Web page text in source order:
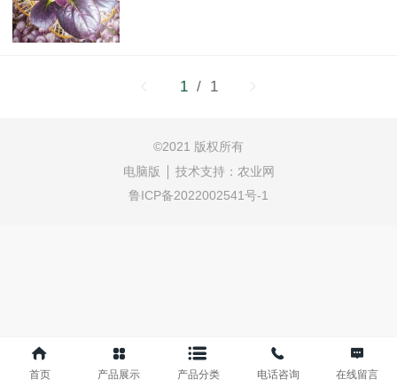
1 / 1
©2021 版权所有
电脑版
技术支持： 农业网
鲁ICP备2022002541号-1
首页 产品展示 产品分类 电话咨询 在线留言